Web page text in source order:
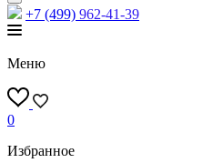
+7 (499) 962-41-39
Меню
0
Избранное